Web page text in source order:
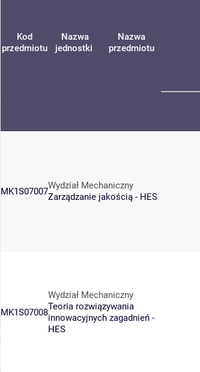
Kod
przedmiotu
Nazwa
jednostki
Nazwa
przedmiotu
MK1S07007
Wydział Mechaniczny
Zarządzanie jakością - HES
MK1S07008
Wydział Mechaniczny
Teoria rozwiązywania
innowacyjnych zagadnień -
HES